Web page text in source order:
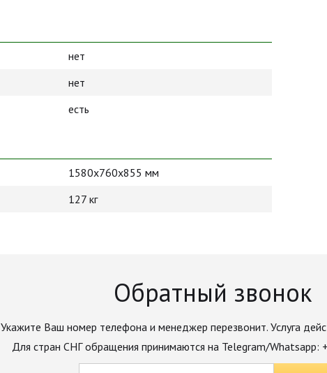
нет
нет
есть
1580x760x855 мм
127 кг
Обратный звонок
Укажите Ваш номер телефона и менеджер перезвонит. Услуга
Для стран СНГ обращения принимаются на Telegram/